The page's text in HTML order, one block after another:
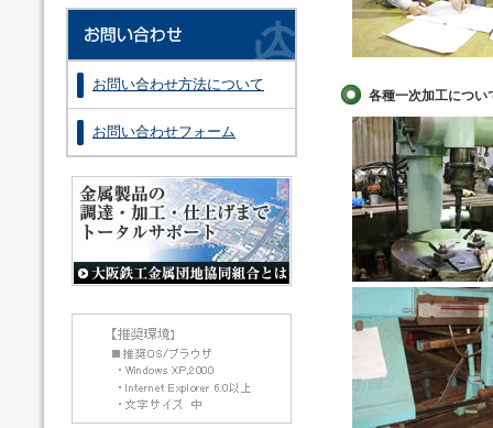
各種一次加工につい
お問い合わせ方法について
お問い合わせフォーム